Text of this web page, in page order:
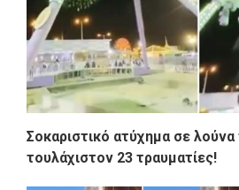
Σοκαριστικό ατύχημα σε
τουλάχιστον 23 τραυματίες!